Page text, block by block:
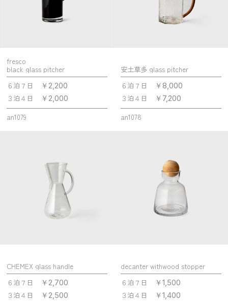
fresco
black glass pitcher
６泊７日
￥2,200
３泊４日 ￥2,000
an1079
安土草多 glass pitcher
６泊７日
￥8,000
３泊４日 ￥7,200
an1078
CHEMEX glass handle
６泊７日
￥2,700
３泊４日 ￥2,500
decanter withwood stopper
６泊７日
￥1,500
３泊４日 ￥1,400